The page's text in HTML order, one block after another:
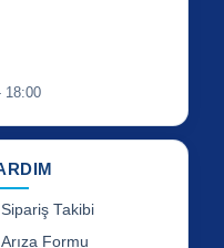
18:00
Sipariş Takibi
Arıza Formu